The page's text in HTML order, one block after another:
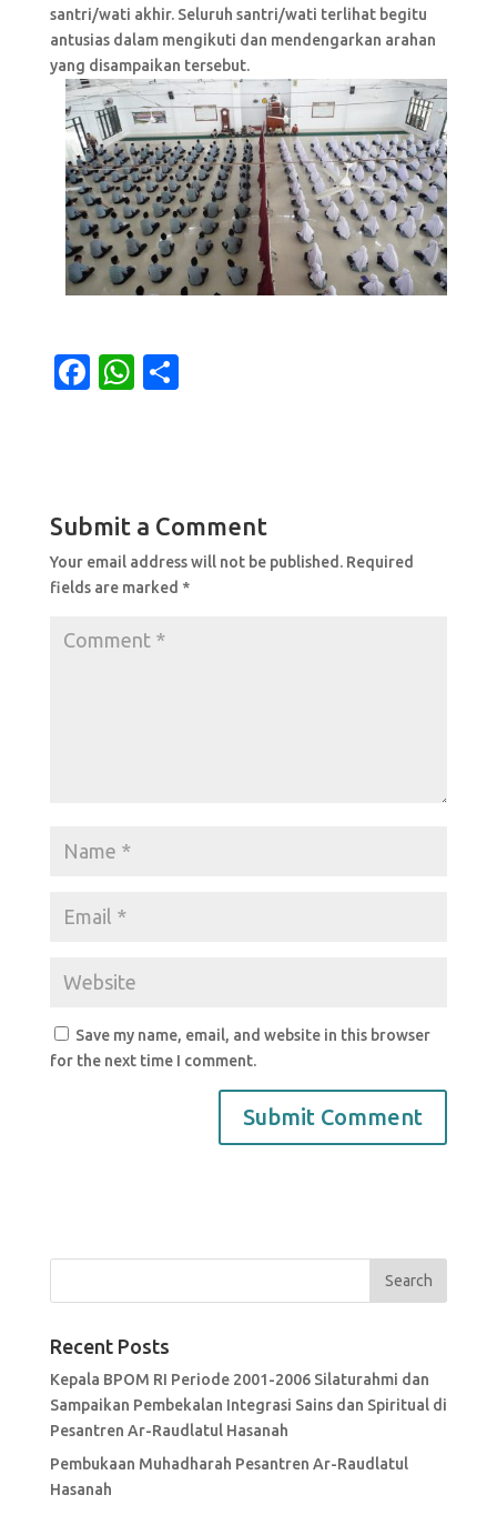
santri/wati akhir. Seluruh santri/wati terlihat begitu
antusias dalam mengikuti dan mendengarkan arahan
yang disampaikan tersebut.
F
b
o
o
W
A
p
p
Submit a Comment
Your email address will not be published. Required
fields are marked *
Save my name, email, and website in this browser
for the next time I comment.
Recent Posts
Kepala BPOM RI Periode 2001-2006 Silaturahmi dan
Sampaikan Pembekalan Integrasi Sains dan Spiritual di
Pesantren Ar-Raudlatul Hasanah
Pembukaan Muhadharah Pesantren Ar-Raudlatul
Hasanah